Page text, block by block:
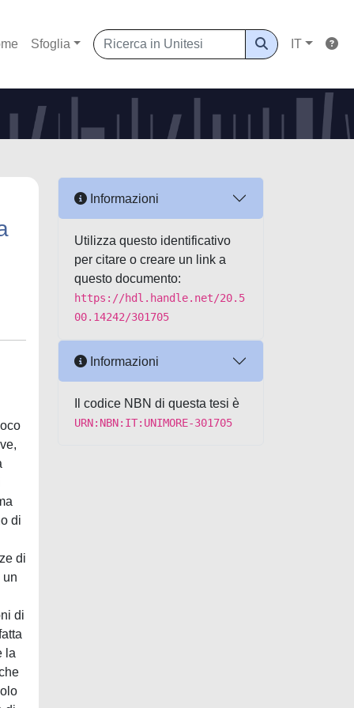
Sfoglia IT
di
di
un
di
la
Informazioni
Utilizza questo identificativo
per citare o creare un link a
questo documento:
https://hdl.handle.net/20.5
00.14242/301705
Informazioni
Il codice NBN di questa tesi è
URN:NBN:IT:UNIMORE-301705